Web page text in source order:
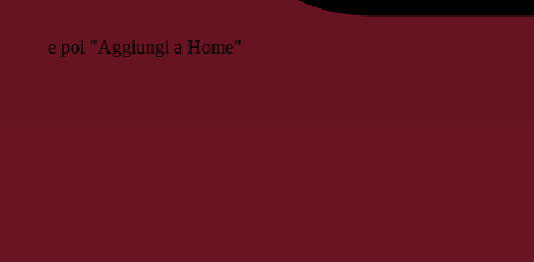
e poi "Aggiungi a Home"